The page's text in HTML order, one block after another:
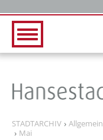
STADTARCHIV
Mai